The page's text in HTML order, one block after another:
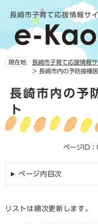
頭
で
飛
ば
長崎市子育て応援情報サ
現在地 長崎市子育て応援情報サ
> 長崎市内の予防接種
文長崎市内の予
ト
ページID
ページ内目次
リストは順次更新します。